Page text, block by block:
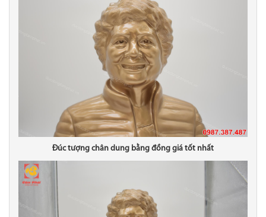
Đúc tượng chân dung bằng đồng giá tốt nhất